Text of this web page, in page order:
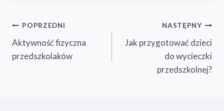
Nawigacja
wpisu
POPRZEDNI
Aktywność fizyczna
przedszkolaków
NASTĘPNY
Jak przygotować dzieci
do wycieczki
przedszkolnej?